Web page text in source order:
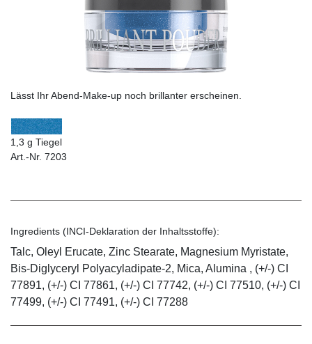
Lässt Ihr Abend-Make-up noch brillanter erscheinen.
1,3 g Tiegel
Art.-Nr. 7203
Ingredients (INCI-Deklaration der Inhaltsstoffe):
Talc, Oleyl Erucate, Zinc Stearate, Magnesium Myristate,
Bis-Diglyceryl Polyacyladipate-2, Mica, Alumina , (+/-) CI
77891, (+/-) CI 77861, (+/-) CI 77742, (+/-) CI 77510, (+/-) CI
77499, (+/-) CI 77491, (+/-) CI 77288